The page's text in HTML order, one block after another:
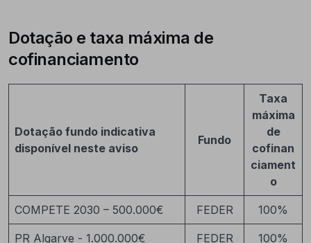
Dotação e taxa máxima de
cofinanciamento
Dotação fundo indicativa
disponível neste aviso
Fundo
Taxa
máxima
de
cofinan
ciament
o
COMPETE 2030 – 500.000€ FEDER 100%
PR Algarve - 1.000.000€ FEDER 100%